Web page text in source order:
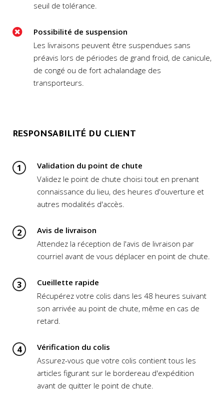
seuil de tolérance.
Possibilité de suspension
Les livraisons peuvent être suspendues sans
préavis lors de périodes de grand froid, de canicule,
de congé ou de fort achalandage des
transporteurs.
RESPONSABILITÉ DU CLIENT
1
Validation du point de chute
Validez le point de chute choisi tout en prenant
connaissance du lieu, des heures d'ouverture et
autres modalités d'accès.
2
Avis de livraison
Attendez la réception de l'avis de livraison par
courriel avant de vous déplacer en point de chute.
3
Cueillette rapide
Récupérez votre colis dans les 48 heures suivant
son arrivée au point de chute, même en cas de
retard.
4
Vérification du colis
Assurez-vous que votre colis contient tous les
articles figurant sur le bordereau d'expédition
avant de quitter le point de chute.